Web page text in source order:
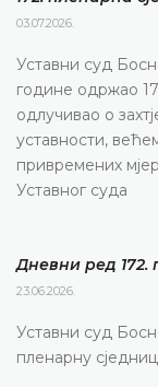
03.07.2026.
Уставни суд
године одржао
одлучивао о
уставности,
привремених
Уставног суда
Дневни ред 172.
23.06.2026.
Уставни суд
пленарну